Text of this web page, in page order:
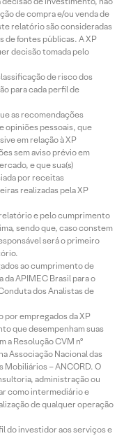
de compra e/ou venda de
relatório são consideradas
de fontes públicas. A XP
decisão tomada pelo
de risco dos
para cada perfil de
as recomendações
opiniões pessoais, que
em relação à XP
sem aviso prévio em
e que sua(s)
por receitas
realizadas pela XP
e pelo cumprimento
sendo que, caso constem
será o primeiro
ao cumprimento de
APIMEC Brasil para o
dos Analistas de
por empregados da XP
que desempenham suas
a Resolução CVM nº
Associação Nacional das
– ANCORD. O
administração ou
como intermediário e
de qualquer operação
do investidor aos serviços e